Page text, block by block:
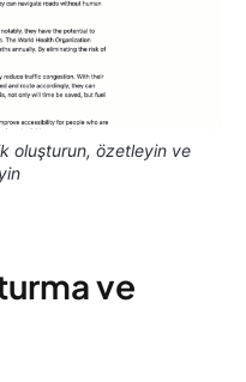
oluşturun, özetleyin ve
ve